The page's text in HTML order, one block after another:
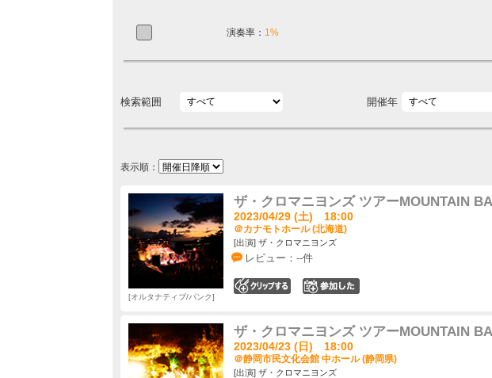
演奏率： 1%
検索範囲 開催年
表示順：
ザ・クロマニヨンズ ツアーMOUNTAIN
2023/04/29 (土) 18:00
＠カナモトホール (北海道)
[出演] ザ・クロマニヨンズ
レビュー：--件
オルタナティブ/パンク
ザ・クロマニヨンズ ツアーMOUNTAIN
2023/04/23 (日) 18:00
＠静岡市民文化会館 中ホール (静岡県)
[出演] ザ・クロマニヨンズ